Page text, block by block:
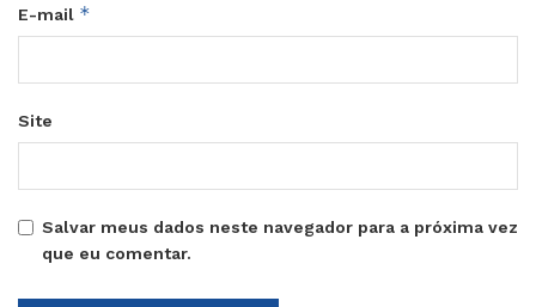
E-mail *
Site
Salvar meus dados neste navegador para a próxima vez
que eu comentar.